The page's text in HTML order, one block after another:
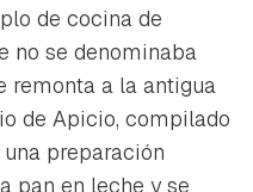
de cocina de
no se denominaba
remonta a la antigua
de Apicio, compilado
preparación
pan en leche y se